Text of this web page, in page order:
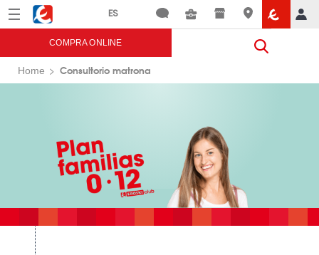
Menú Eroski
COMPRA ONLINE
Home Consultorio matrona